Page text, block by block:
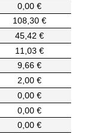
0,00 €
108,30 €
45,42 €
11,03 €
9,66 €
2,00 €
0,00 €
0,00 €
0,00 €